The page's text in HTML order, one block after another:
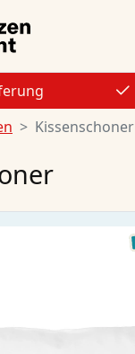
Kissenschoner